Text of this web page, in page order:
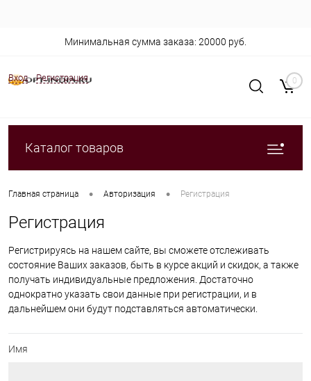
Вход Регистрация
Минимальная сумма заказа: 20000 руб.
0
Каталог товаров
Главная страница • Авторизация • Регистрация
Регистрация
Регистрируясь на нашем сайте, вы сможете отслеживать
состояние Ваших заказов, быть в курсе акций и скидок, а также
получать индивидуальные предложения. Достаточно
однократно указать свои данные при регистрации, и в
дальнейшем они будут подставляться автоматически.
Имя